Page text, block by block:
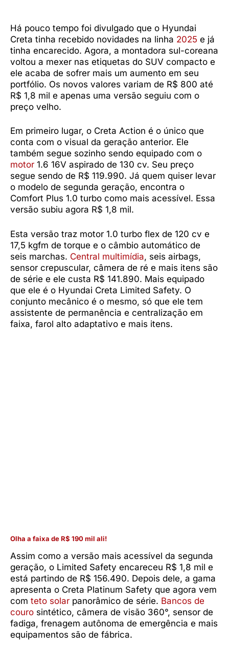
Há pouco tempo foi divulgado que o Hyundai
Creta tinha recebido novidades na linha 2025 e já
tinha encarecido. Agora, a montadora sul-coreana
voltou a mexer nas etiquetas do SUV compacto e
ele acaba de sofrer mais um aumento em seu
portfólio. Os novos valores variam de R$ 800 até
R$ 1,8 mil e apenas uma versão seguiu com o
preço velho.
Em primeiro lugar, o Creta Action é o único que
conta com o visual da geração anterior. Ele
também segue sozinho sendo equipado com o
motor 1.6 16V aspirado de 130 cv. Seu preço
segue sendo de R$ 119.990. Já quem quiser levar
o modelo de segunda geração, encontra o
Comfort Plus 1.0 turbo como mais acessível. Essa
versão subiu agora R$ 1,8 mil.
Esta versão traz motor 1.0 turbo flex de 120 cv e
17,5 kgfm de torque e o câmbio automático de
seis marchas. Central multimídia, seis airbags,
sensor crepuscular, câmera de ré e mais itens são
de série e ele custa R$ 141.890. Mais equipado
que ele é o Hyundai Creta Limited Safety. O
conjunto mecânico é o mesmo, só que ele tem
assistente de permanência e centralização em
faixa, farol alto adaptativo e mais itens.
Olha a faixa de R$ 190 mil ali!
Assim como a versão mais acessível da segunda
geração, o Limited Safety encareceu R$ 1,8 mil e
está partindo de R$ 156.490. Depois dele, a gama
apresenta o Creta Platinum Safety que agora vem
com teto solar panorâmico de série. Bancos de
couro sintético, câmera de visão 360°, sensor de
fadiga, frenagem autônoma de emergência e mais
equipamentos são de fábrica.